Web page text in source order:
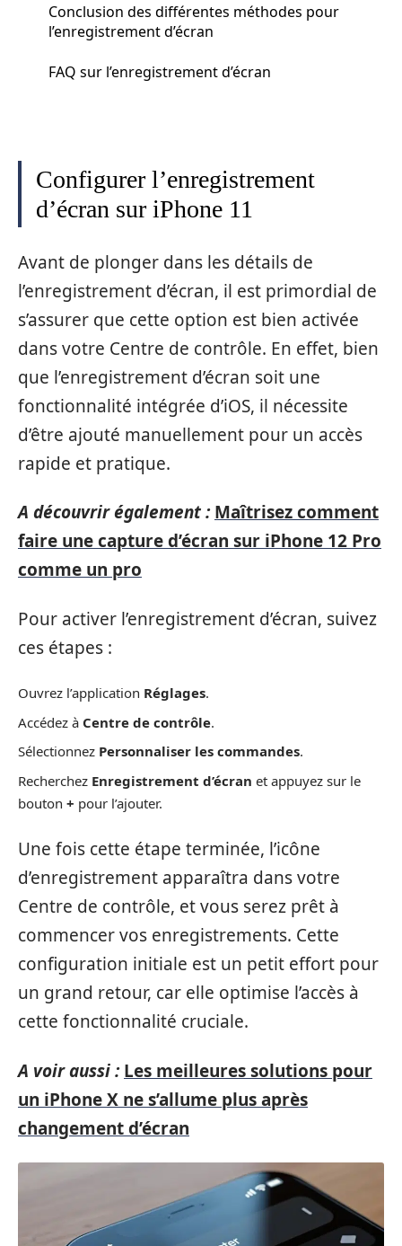
Conclusion des différentes méthodes pour
l’enregistrement d’écran
FAQ sur l’enregistrement d’écran
Configurer l’enregistrement
d’écran sur iPhone 11
Avant de plonger dans les détails de
l’enregistrement d’écran, il est primordial de
s’assurer que cette option est bien activée
dans votre Centre de contrôle. En effet, bien
que l’enregistrement d’écran soit une
fonctionnalité intégrée d’iOS, il nécessite
d’être ajouté manuellement pour un accès
rapide et pratique.
A découvrir également : Maîtrisez comment
faire une capture d’écran sur iPhone 12 Pro
comme un pro
Pour activer l’enregistrement d’écran, suivez
ces étapes :
Ouvrez l’application Réglages.
Accédez à Centre de contrôle.
Sélectionnez Personnaliser les commandes.
Recherchez Enregistrement d’écran et appuyez sur le
bouton + pour l’ajouter.
Une fois cette étape terminée, l’icône
d’enregistrement apparaîtra dans votre
Centre de contrôle, et vous serez prêt à
commencer vos enregistrements. Cette
configuration initiale est un petit effort pour
un grand retour, car elle optimise l’accès à
cette fonctionnalité cruciale.
A voir aussi : Les meilleures solutions pour
un iPhone X ne s’allume plus après
changement d’écran